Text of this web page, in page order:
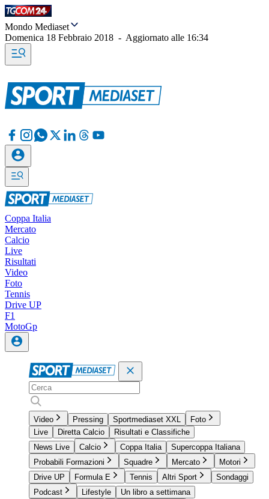
Mondo Mediaset
Domenica 18 Febbraio 2018 - Aggiornato alle 16:34
Coppa Italia
Mercato
Calcio
Live
Risultati
Video
Foto
Tennis
Drive UP
F1
MotoGp
Video Pressing Sportmediaset XXL
Foto
Live
Diretta Calcio
Risultati e Classifiche
News Live
Calcio Coppa Italia
Supercoppa Italiana
Probabili Formazioni
Squadre Mercato
Motori
Drive UP
Formula E Tennis Altri Sport
Sondaggi
Podcast
Lifestyle
Un libro a settimana